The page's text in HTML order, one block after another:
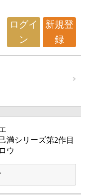
ログイ
ン
新規登
録
ーズ第2作目
ウ